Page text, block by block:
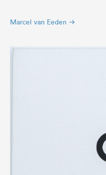
Marcel van Eeden